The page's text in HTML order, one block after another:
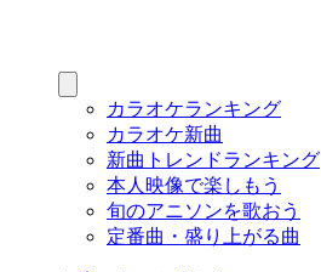
カラオケランキング
カラオケ新曲
新曲トレンドランキング
本人映像で楽しもう
旬のアニソンを歌おう
定番曲・盛り上がる曲